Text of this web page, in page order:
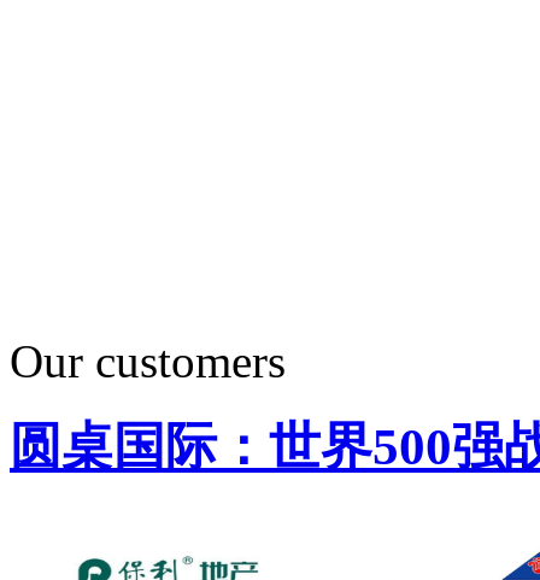
Our customers
圆桌国际：世界500强